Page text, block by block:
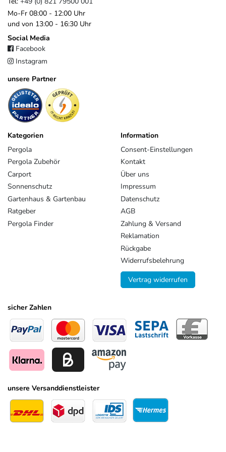
Mo-Fr 08:00 - 12:00 Uhr
und von 13:00 - 16:30 Uhr
Social Media
Facebook
Instagram
unsere Partner
Kategorien
Pergola
Pergola Zubehör
Carport
Sonnenschutz
Gartenhaus & Gartenbau
Ratgeber
Pergola Finder
Information
Consent-Einstellungen
Kontakt
Über uns
Impressum
Datenschutz
AGB
Zahlung & Versand
Reklamation
Rückgabe
Widerrufsbelehrung
Vertrag widerrufen
sicher Zahlen
unsere Versanddienstleister